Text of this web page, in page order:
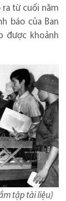
từ cuối năm
báo của Ban
được khoảnh
tập tài liệu)